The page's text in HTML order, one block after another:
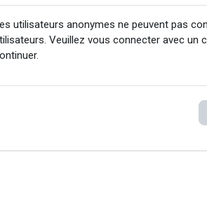
utilisateurs anonymes ne peuvent pas
Veuillez vous connecter avec un